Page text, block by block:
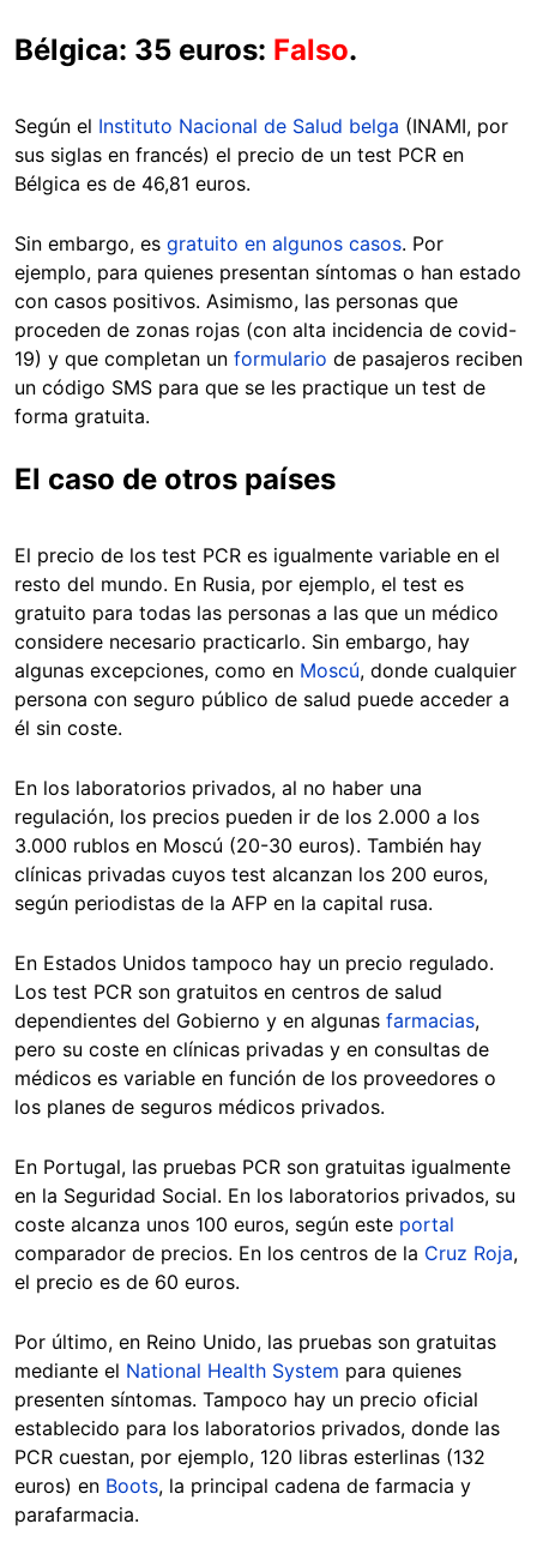
Bélgica: 35 euros: Falso.
Según el Instituto Nacional de Salud belga (INAMI, por
sus siglas en francés) el precio de un test PCR en
Bélgica es de 46,81 euros.
Sin embargo, es gratuito en algunos casos. Por
ejemplo, para quienes presentan síntomas o han estado
con casos positivos. Asimismo, las personas que
proceden de zonas rojas (con alta incidencia de covid-
19) y que completan un formulario de pasajeros reciben
un código SMS para que se les practique un test de
forma gratuita.
El caso de otros países
El precio de los test PCR es igualmente variable en el
resto del mundo. En Rusia, por ejemplo, el test es
gratuito para todas las personas a las que un médico
considere necesario practicarlo. Sin embargo, hay
algunas excepciones, como en Moscú, donde cualquier
persona con seguro público de salud puede acceder a
él sin coste.
En los laboratorios privados, al no haber una
regulación, los precios pueden ir de los 2.000 a los
3.000 rublos en Moscú (20-30 euros). También hay
clínicas privadas cuyos test alcanzan los 200 euros,
según periodistas de la AFP en la capital rusa.
En Estados Unidos tampoco hay un precio regulado.
Los test PCR son gratuitos en centros de salud
dependientes del Gobierno y en algunas farmacias,
pero su coste en clínicas privadas y en consultas de
médicos es variable en función de los proveedores o
los planes de seguros médicos privados.
En Portugal, las pruebas PCR son gratuitas igualmente
en la Seguridad Social. En los laboratorios privados, su
coste alcanza unos 100 euros, según este portal
comparador de precios. En los centros de la Cruz Roja,
el precio es de 60 euros.
Por último, en Reino Unido, las pruebas son gratuitas
mediante el National Health System para quienes
presenten síntomas. Tampoco hay un precio oficial
establecido para los laboratorios privados, donde las
PCR cuestan, por ejemplo, 120 libras esterlinas (132
euros) en Boots, la principal cadena de farmacia y
parafarmacia.